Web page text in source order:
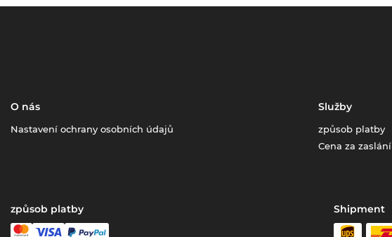
O nás
Nastavení ochrany osobních údajů
Služby
způsob platby
Cena za zaslání
způsob platby Shipment